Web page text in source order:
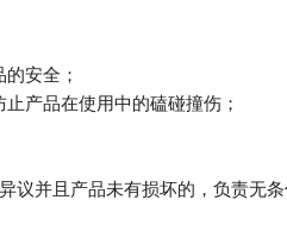
安全；
产品在使用中的磕碰撞伤；
议并且产品未有损坏的，负责无条